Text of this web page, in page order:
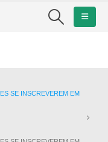
SE INSCREVEREM EM